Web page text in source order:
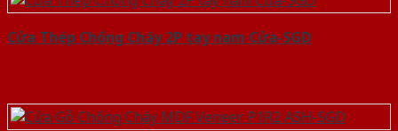
Cửa Thép Chống Cháy 2P tay nam Cửa-SGD